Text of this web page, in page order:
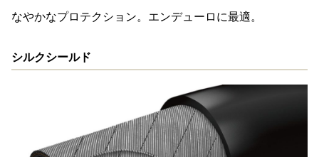
なやかなプロテクション。エンデューロに最適。
シルクシールド